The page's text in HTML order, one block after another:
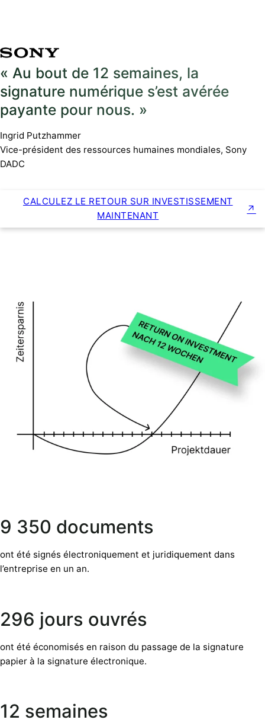
« Au bout de 12 semaines, la
signature numérique s’est avérée
payante pour nous. »
Ingrid Putzhammer
Vice-président des ressources humaines mondiales, Sony
DADC
CALCULEZ LE RETOUR SUR INVESTISSEMENT
MAINTENANT
9 350 documents
ont été signés électroniquement et juridiquement dans
l’entreprise en un an.
296 jours ouvrés
ont été économisés en raison du passage de la signature
papier à la signature électronique.
12 semaines